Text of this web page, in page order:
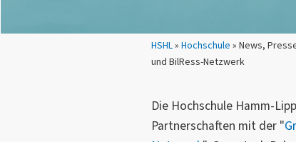
Sie sind hier:
HSHL» Hochschule » News,
und BilRess-Netzwerk
Die Hochschule Hamm-
Partnerschaften mit der "